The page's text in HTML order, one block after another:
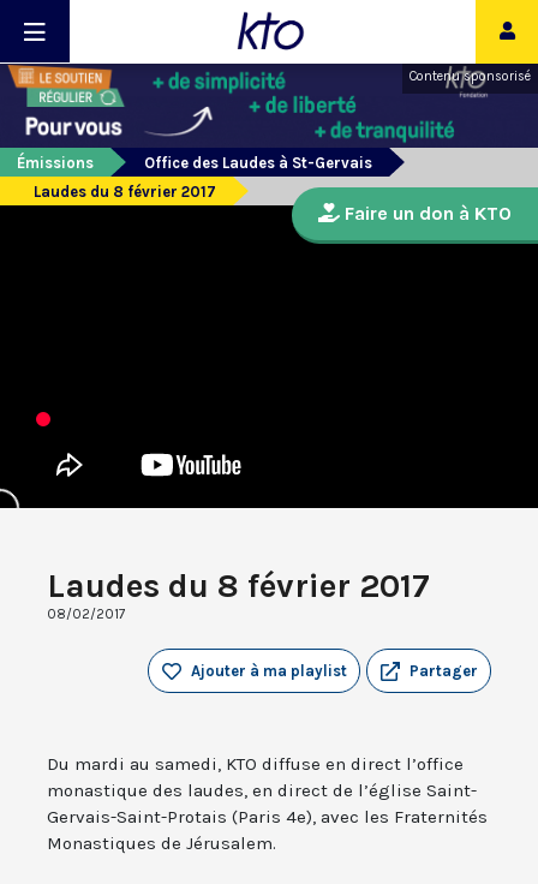
Contenu sponsorisé
Émissions
Office des Laudes à St-Gervais
Laudes du 8 février 2017
Laudes du 8 février 2017
08/02/2017
Partager
Ajouter à ma playlist
Du mardi au samedi, KTO diffuse en direct l’office
monastique des laudes, en direct de l’église Saint-
Gervais-Saint-Protais (Paris 4e), avec les Fraternités
Monastiques de Jérusalem.
Faire un don à KTO